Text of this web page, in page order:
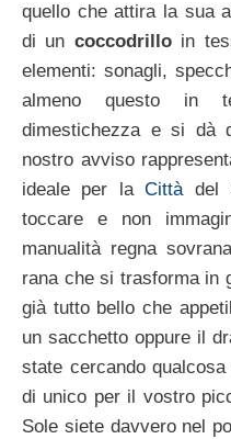
quello che attira la sua
di un coccodrilloin
elementi: sonagli,
almeno questo in
dimestichezza e si dà
nostro avviso
ideale per laCittàdel
toccare e non
manualità regna
rana che si trasforma in
già tutto bello che
un sacchetto oppure il
state cercando qualcosa
di unico per il vostro
Sole siete davvero nel